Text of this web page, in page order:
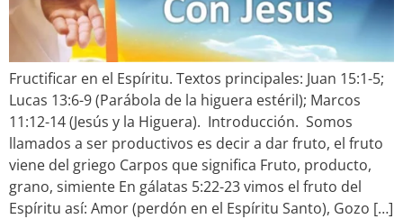
Fructificar en el Espíritu. Textos principales: Juan 15:1-5;
Lucas 13:6-9 (Parábola de la higuera estéril); Marcos
11:12-14 (Jesús y la Higuera). Introducción. Somos
llamados a ser productivos es decir a dar fruto, el fruto
viene del griego Carpos que significa Fruto, producto,
grano, simiente En gálatas 5:22-23 vimos el fruto del
Espíritu así: Amor (perdón en el Espíritu Santo), Gozo […]